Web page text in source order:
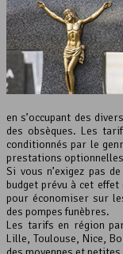
en s’occupant des
des obsèques. Les
conditionnés par le
prestations
Si vous n’exigez pas
budget prévu à cet
pour économiser sur
des pompes funèbres.
Les tarifs en région
Lille, Toulouse, Nice,